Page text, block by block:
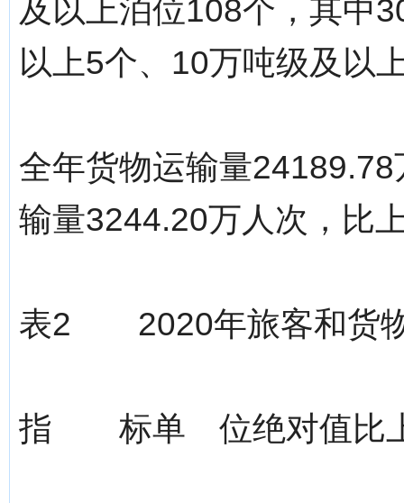
及以上泊位108个，其中
以上5个、10万吨级及以
全年货物运输量
输量3244.20万人次，比
表2 2020年旅客和货物
指 标单 位绝对值比上